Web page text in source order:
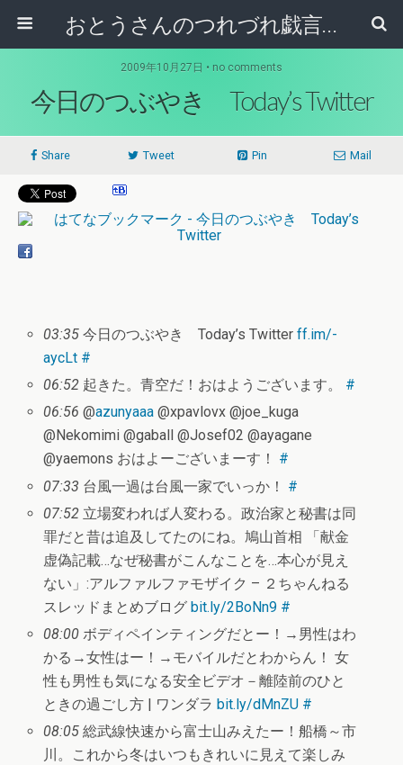
おとうさんのつれづれ戯言記
2009年10月27日 • no comments
今日のつぶやき Today’s Twitter
Share Tweet Pin Mail
03:35 今日のつぶやき Today’s Twitterff.im/-
aycLt #
06:52 起きた。青空だ！おはようございます。 #
06:56 @azunyaaa @xpavlovx @joe_kuga
@Nekomimi @gaball @Josef02 @ayagane
@yaemons おはよーございまーす！ #
07:33 台風一過は台風一家でいっか！ #
07:52 立場変われば人変わる。政治家と秘書は同
罪だと昔は追及してたのにね。鳩山首相 「献金
虚偽記載…なぜ秘書がこんなことを…本心が見え
ない」:アルファルファモザイク – ２ちゃんねる
スレッドまとめブログbit.ly/2BoNn9 #
08:00 ボディペインティングだとー！→男性はわ
かる→女性はー！→モバイルだとわからん！ 女
性も男性も気になる安全ビデオ－離陸前のひと
ときの過ごし方 | ワンダラbit.ly/dMnZU #
08:05 総武線快速から富士山みえたー！船橋～市
川。これから冬はいつもきれいに見えて楽しみ